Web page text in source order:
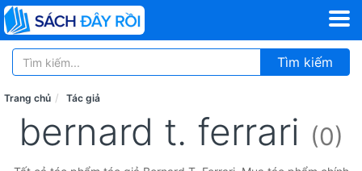
Tìm kiếm
Trang chủ Tác giả
bernard t. ferrari (0)